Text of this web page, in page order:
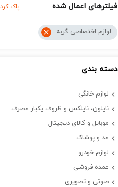
فیلترهای اعمال شده پاک
لوازم اختصاصی گربه
دسته بندی
لوازم خانگی
نایلون، نایلکس و ظروف یکبار مصرف
موبایل و کالای دیجیتال
مد و پوشاک
لوازم خودرو
عمده فروشی
صوتی و تصویری